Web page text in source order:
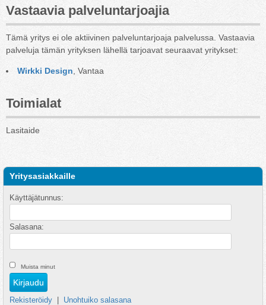
Vastaavia palveluntarjoajia
Tämä yritys ei ole aktiivinen palveluntarjoaja palvelussa. Vastaavia
palveluja tämän yrityksen lähellä tarjoavat seuraavat yritykset:
Wirkki Design , Vantaa
Toimialat
Lasitaide
Yritysasiakkaille
Käyttäjätunnus:
Salasana:
Muista minut
Rekisteröidy Unohtuiko salasana